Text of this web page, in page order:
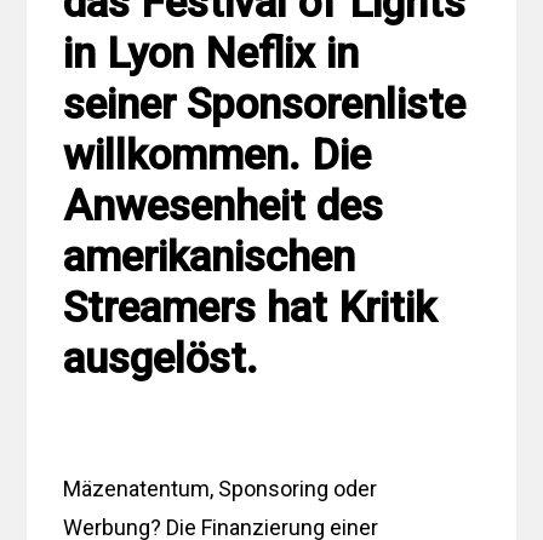
in Lyon Neflix in
seiner Sponsorenliste
willkommen. Die
Anwesenheit des
amerikanischen
Streamers hat Kritik
ausgelöst.
Mäzenatentum, Sponsoring oder
Werbung? Die Finanzierung einer